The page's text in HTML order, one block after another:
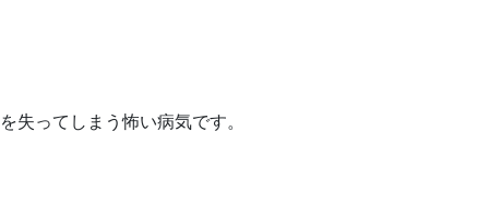
ってしまう怖い病気です。